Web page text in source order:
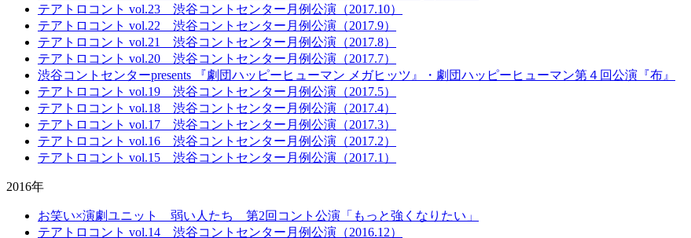
テアトロコント vol.23 渋谷コントセンター月例公演（2017.10）
テアトロコント vol.22 渋谷コントセンター月例公演（2017.9）
テアトロコント vol.21 渋谷コントセンター月例公演（2017.8）
テアトロコント vol.20 渋谷コントセンター月例公演（2017.7）
渋谷コントセンターpresents 『劇団ハッピーヒューマン メガヒッツ』・劇団ハッピーヒューマン第４回公演『布』
テアトロコント vol.19 渋谷コントセンター月例公演（2017.5）
テアトロコント vol.18 渋谷コントセンター月例公演（2017.4）
テアトロコント vol.17 渋谷コントセンター月例公演（2017.3）
テアトロコント vol.16 渋谷コントセンター月例公演（2017.2）
テアトロコント vol.15 渋谷コントセンター月例公演（2017.1）
2016年
お笑い×演劇ユニット 弱い人たち 第2回コント公演「もっと強くなりたい」
テアトロコント vol.14 渋谷コントセンター月例公演（2016.12）